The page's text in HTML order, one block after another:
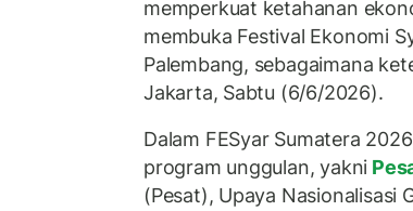
memperkuat ketahanan
membuka Festival Ekonomi
Palembang, sebagaimana
Jakarta, Sabtu (6/6/2026).
Dalam FESyar Sumatera
program unggulan, yakni
(Pesat), Upaya Nasionalisasi